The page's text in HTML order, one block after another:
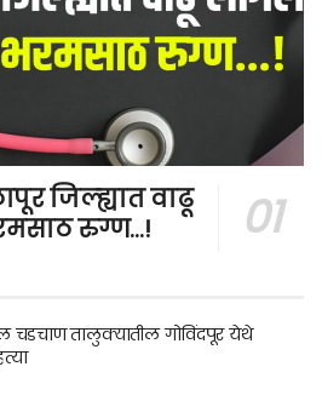
जिल्ह्यात वाढू
रुग्ण…!
चडचाण तालुक्यातील गोविंदपूर येथे